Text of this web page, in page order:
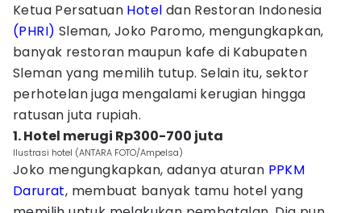
Ketua Persatuan Hotel dan Restoran Indonesia
(PHRI) Sleman, Joko Paromo, mengungkapkan,
banyak restoran maupun kafe di Kabupaten
Sleman yang memilih tutup. Selain itu, sektor
perhotelan juga mengalami kerugian hingga
ratusan juta rupiah.
1. Hotel merugi Rp300-700 juta
Ilustrasi hotel (ANTARA FOTO/Ampelsa)
Joko mengungkapkan, adanya aturan PPKM
Darurat, membuat banyak tamu hotel yang